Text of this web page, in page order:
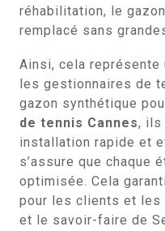
réhabilitation, le
remplacé sans
Ainsi, cela représente
les gestionnaires de
gazon synthétique
de tennis Cannes, ils
installation rapide et
s’assure que chaque
optimisée. Cela
pour les clients et les
et le savoir-faire de